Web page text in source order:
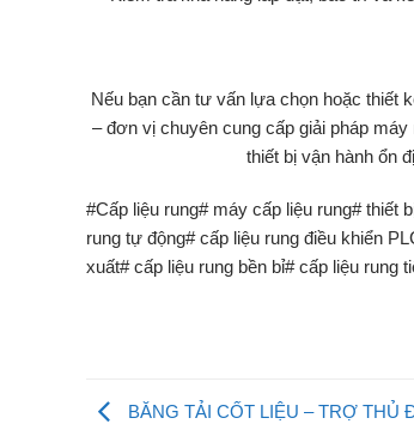
Nếu bạn cần tư vấn lựa chọn hoặc thiết
–đơn vị chuyên cung cấp giải pháp máy
thiết bị vận hành ổn
#Cấp liệu rung# máy cấp liệu rung# thiết
rung tự động# cấp liệu rung điều khiển
xuất# cấp liệu rung bền bỉ# cấp liệu rung
BĂNG TẢI CỐT LIỆU – TRỢ THỦ